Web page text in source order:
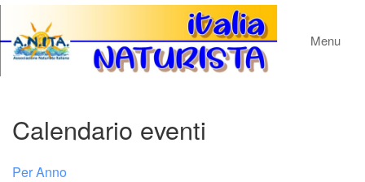
Menu
Calendario eventi
Per Anno